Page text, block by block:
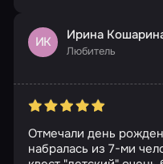
ИК Ирина
Любитель
Отмечали день
набралась из 7-ми